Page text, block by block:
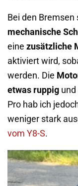
Bei den
mechanische
eine zusätzliche
aktiviert wird,
werden. Die
etwas ruppig
Pro hab ich
weniger stark
vom Y8-S.